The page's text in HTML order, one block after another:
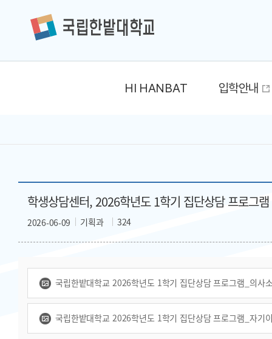
HI HANBAT 입학안내
학생상담센터, 2026학년도 1학기 집단상담 프로그
기획과 324
2026-06-09
국립한밭대학교 2026학년도 1학기 집단상담 프로그램_의
국립한밭대학교 2026학년도 1학기 집단상담 프로그램_자